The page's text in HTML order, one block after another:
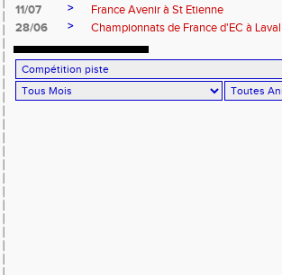
11/07
>
France Avenir à St Etienne
28/06
> Championnats de France d'EC à